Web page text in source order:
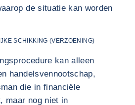
de situatie kan worden
SCHIKKING (VERZOENING)
kan alleen
handelsvennootschap,
die in financiële
maar nog niet in